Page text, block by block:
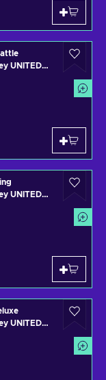
UNITED
UNITED
UNITED